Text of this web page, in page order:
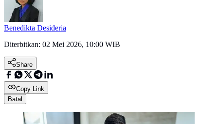
Benedikta Desideria
Diterbitkan: 02 Mei 2026, 10:00 WIB
Share
Copy Link
Batal